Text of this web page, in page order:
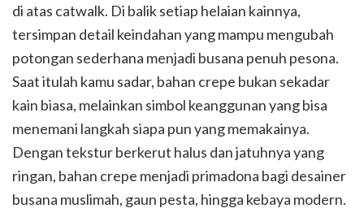
di atas catwalk. Di balik setiap helaian kainnya,
tersimpan detail keindahan yang mampu mengubah
potongan sederhana menjadi busana penuh pesona.
Saat itulah kamu sadar, bahan crepe bukan sekadar
kain biasa, melainkan simbol keanggunan yang bisa
menemani langkah siapa pun yang memakainya.
Dengan tekstur berkerut halus dan jatuhnya yang
ringan, bahan crepe menjadi primadona bagi desainer
busana muslimah, gaun pesta, hingga kebaya modern.